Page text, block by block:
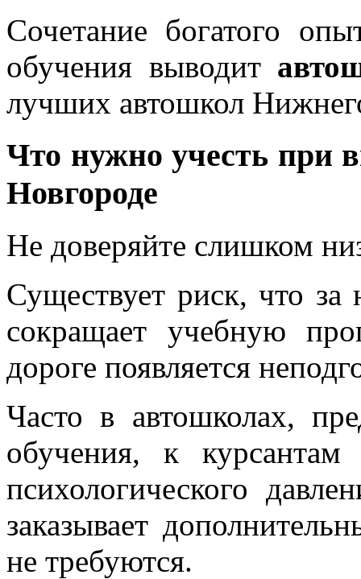
Сочетание богатого
обучения выводит
лучших автошкол
Что нужно учесть при
Новгороде
Не доверяйте слишком
Существует риск, что
сокращает учебную
дороге появляется
Часто в автошколах,
обучения, к курсантам
психологического
заказывает
не требуются.